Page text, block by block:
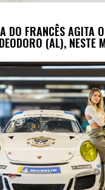
DO FRANCÊS AGITA
(AL), NESTE